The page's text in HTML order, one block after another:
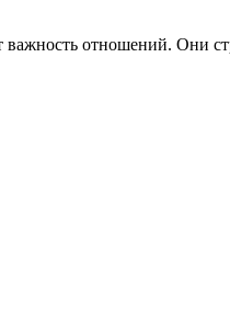
отношений. Они